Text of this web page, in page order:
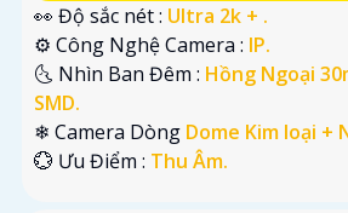
👀 Độ sắc nét : Ultra 2k + .
⚙ Công Nghệ Camera : IP.
🌜 Nhìn Ban Đêm : Hồng Ngoại
SMD.
❄ Camera Dòng Dome Kim loại +
️💮 Ưu Điểm : Thu Âm.